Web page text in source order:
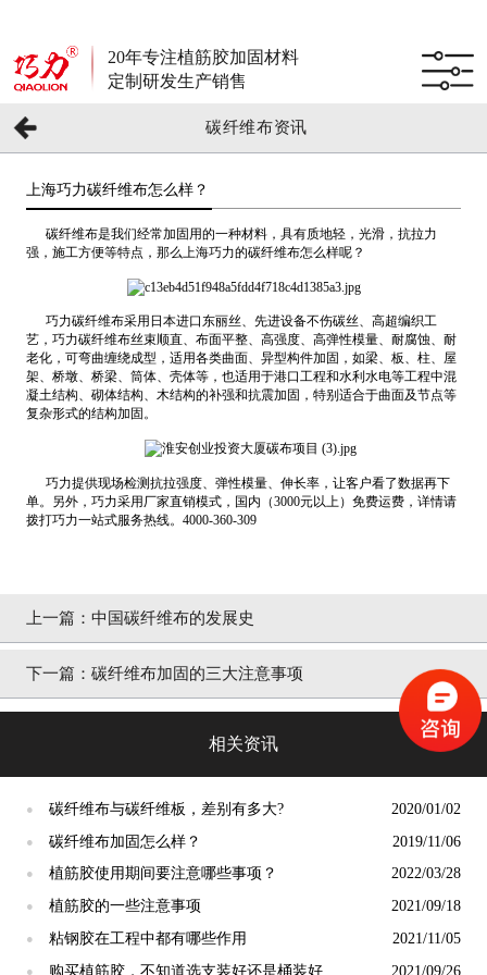
20年专注植筋胶加固材料
定制研发生产销售
碳纤维布资讯
上海巧力碳纤维布怎么样？
碳纤维布是我们经常加固用的一种材料，具有质地轻，光滑，抗拉力
强，施工方便等特点，那么上海巧力的碳纤维布怎么样呢？
巧力碳纤维布采用日本进口东丽丝、先进设备不伤碳丝、高超编织工
艺，巧力碳纤维布丝束顺直、布面平整、高强度、高弹性模量、耐腐蚀、耐
老化，可弯曲缠绕成型，适用各类曲面、异型构件加固，如梁、板、柱、屋
架、桥墩、桥梁、筒体、壳体等，也适用于港口工程和水利水电等工程中混
凝土结构、砌体结构、木结构的补强和抗震加固，特别适合于曲面及节点等
复杂形式的结构加固。
巧力提供现场检测抗拉强度、弹性模量、伸长率，让客户看了数据再下
单。另外，巧力采用厂家直销模式，国内（3000元以上）免费运费，详情请
拨打巧力一站式服务热线。4000-360-309
上一篇： 中国碳纤维布的发展史
下一篇： 碳纤维布加固的三大注意事项
相关资讯
● 碳纤维布与碳纤维板，差别有多大? 2020/01/02
● 碳纤维布加固怎么样？ 2019/11/06
● 植筋胶使用期间要注意哪些事项？ 2022/03/28
● 植筋胶的一些注意事项 2021/09/18
● 粘钢胶在工程中都有哪些作用 2021/11/05
● 购买植筋胶，不知道选支装好还是桶装好 2021/09/26